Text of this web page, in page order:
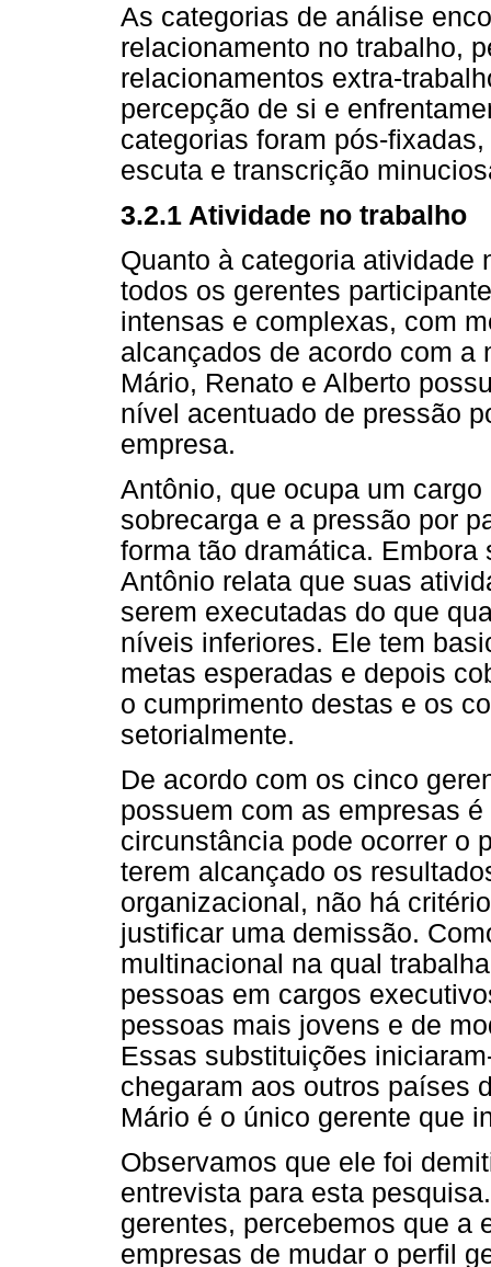
As categorias de análise
relacionamento no trabalho,
relacionamentos extra-
percepção de si e
categorias foram pós-
escuta e transcrição
3.2.1 Atividade no trabalho
Quanto à categoria atividade
todos os gerentes
intensas e complexas, com
alcançados de acordo com a
Mário, Renato e Alberto
nível acentuado de pressão
empresa.
Antônio, que ocupa um
sobrecarga e a pressão por
forma tão dramática.
Antônio relata que suas
serem executadas do que
níveis inferiores. Ele tem
metas esperadas e depois
o cumprimento destas e os
setorialmente.
De acordo com os cinco
possuem com as empresas
circunstância pode ocorrer o
terem alcançado os
organizacional, não há
justificar uma demissão.
multinacional na qual
pessoas em cargos
pessoas mais jovens e de
Essas substituições
chegaram aos outros países
Mário é o único gerente que
Observamos que ele foi
entrevista para esta
gerentes, percebemos que a
empresas de mudar o perfil